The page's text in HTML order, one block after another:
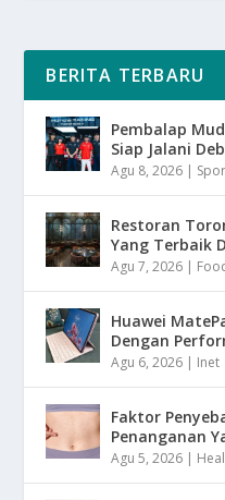
BERITA TERBARU
Pembalap
Siap Jalani
Agu 8, 2026 |
Restoran
Yang Terbaik
Agu 7, 2026 |
Huawei
Dengan
Agu 6, 2026 | Inet
Faktor
Penanganan
Agu 5, 2026 |